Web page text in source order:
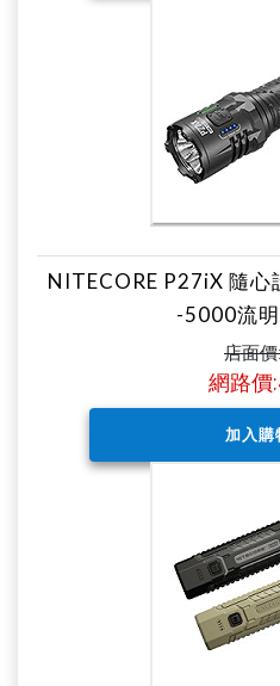
NITECORE P27iX 隨
-5000流
店面
網路價